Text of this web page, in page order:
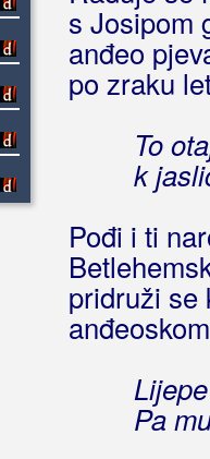
s Josipom
anđeo
po zraku
To
k
Pođi i ti
pridruži se
Pa